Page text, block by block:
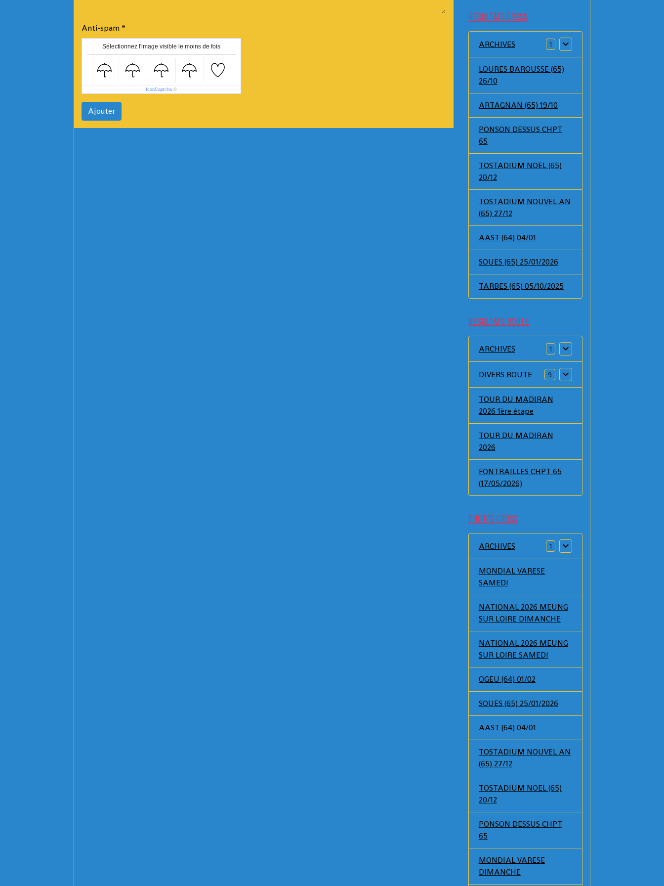
Anti-spam
Sélectionnez l'image visible le moins de fois
IconCaptcha ©
Ajouter
RESULTATS CROSS
ARCHIVES 1
LOURES BAROUSSE (65)
26/10
ARTAGNAN (65) 19/10
PONSON DESSUS CHPT
65
TOSTADIUM NOEL (65)
20/12
TOSTADIUM NOUVEL AN
(65) 27/12
AAST (64) 04/01
SOUES (65) 25/01/2026
TARBES (65) 05/10/2025
RESULTATS ROUTE
ARCHIVES 1
DIVERS ROUTE 9
TOUR DU MADIRAN
2026 1ère étape
TOUR DU MADIRAN
2026
FONTRAILLES CHPT 65
(17/05/2026)
PHOTOS CROSS
ARCHIVES 1
MONDIAL VARESE
SAMEDI
NATIONAL 2026 MEUNG
SUR LOIRE DIMANCHE
NATIONAL 2026 MEUNG
SUR LOIRE SAMEDI
OGEU (64) 01/02
SOUES (65) 25/01/2026
AAST (64) 04/01
TOSTADIUM NOUVEL AN
(65) 27/12
TOSTADIUM NOEL (65)
20/12
PONSON DESSUS CHPT
65
MONDIAL VARESE
DIMANCHE